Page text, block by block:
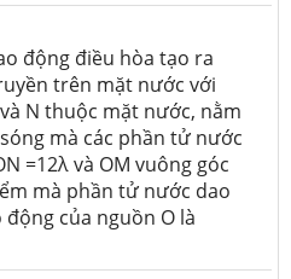
động điều hòa tạo ra
trên mặt nước với
N thuộc mặt nước, nằm
mà các phần tử nước
=12λ và OM vuông góc
mà phần tử nước dao
của nguồn O là